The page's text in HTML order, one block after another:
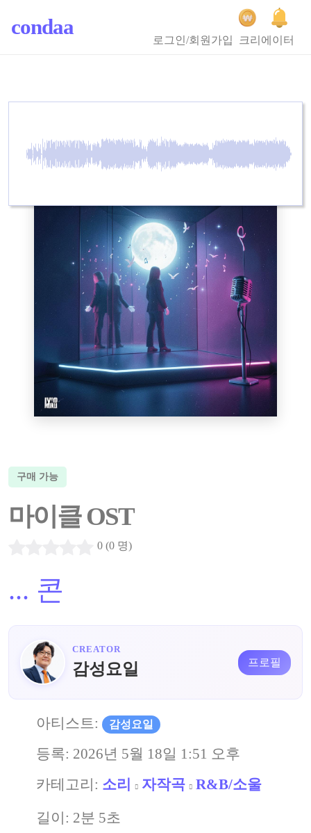
condaa
로그인/회원가입 크리에이터
구매 가능
마이클 OST
0 (0 명)
... 콘
CREATOR
감성요일 프로필
아티스트: 감성요일
등록: 2026년 5월 18일 1:51 오후
카테고리: 소리 자작곡 R&B/소울
길이: 2분 5초